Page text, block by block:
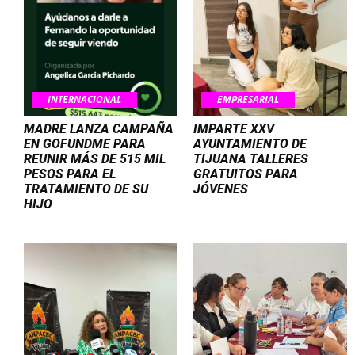
INTERNACIONAL
MADRE LANZA CAMPAÑA
EN GOFUNDME PARA
REUNIR MÁS DE 515 MIL
PESOS PARA EL
TRATAMIENTO DE SU
HIJO
EMPRESARIAL
IMPARTE XXV
AYUNTAMIENTO DE
TIJUANA TALLERES
GRATUITOS PARA
JÓVENES